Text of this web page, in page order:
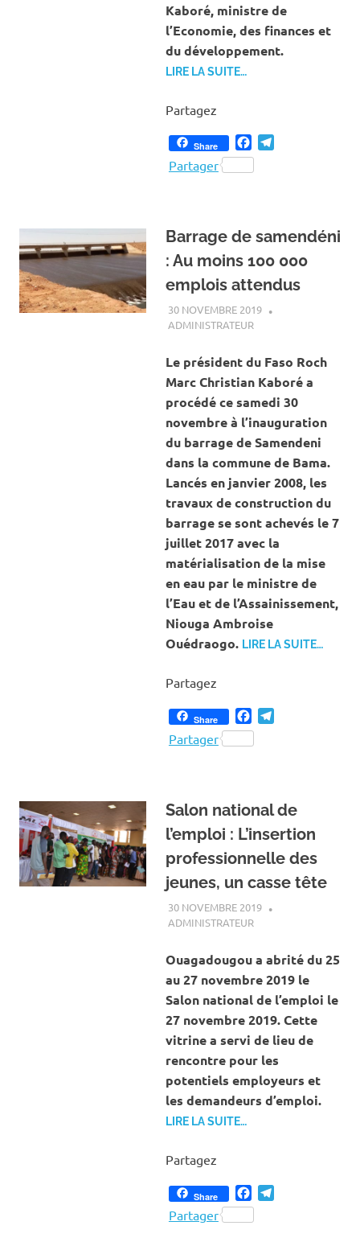
Kaboré, ministre de
l’Economie, des finances et
du développement.
LIRE LA SUITE…
Partagez
Share Facebook
Partager
Barrage de samendéni
: Au moins 100 000
emplois attendus
30 NOVEMBRE 2019
ADMINISTRATEURACTUALITÉ
Le président du Faso Roch
Marc Christian Kaboré a
procédé ce samedi 30
novembre à l’inauguration
du barrage de Samendeni
dans la commune de Bama.
Lancés en janvier 2008, les
travaux de construction du
barrage se sont achevés le 7
juillet 2017 avec la
matérialisation de la mise
en eau par le ministre de
l’Eau et de l’Assainissement,
Niouga Ambroise
Ouédraogo. LIRE LA SUITE…
Partagez
Share Facebook
Partager
Salon national de
l’emploi : L’insertion
professionnelle des
jeunes, un casse tête
30 NOVEMBRE 2019
ADMINISTRATEURACTUALITÉ
Ouagadougou a abrité du 25
au 27 novembre 2019 le
Salon national de l’emploi le
27 novembre 2019. Cette
vitrine a servi de lieu de
rencontre pour les
potentiels employeurs et
les demandeurs d’emploi.
LIRE LA SUITE…
Partagez
Share Facebook
Partager